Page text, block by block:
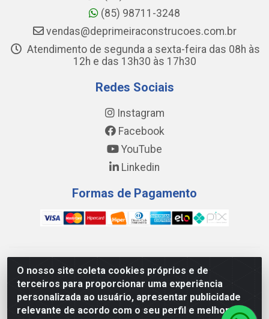
O nosso site coleta cookies próprios e de
terceiros para proporcionar uma experiência
personalizada ao usuário, apresentar publicidade
relevante de acordo com o seu perfil e melhorar a
(85) 98711-3248
vendas@deprimeiraconstrucoes.com.br
Atendimento de segunda a sexta-feira das 08h às
12h e das 13h30 às 17h30
Redes Sociais
Instagram
Facebook
YouTube
Linkedin
Formas de Pagamento
WING DISTRIBUIDORA COMÉRCIO E LOGÍSTICA DE MATERIAL
DE CONSTRUÇÕES LTDA - AV. DA INTEGRAÇÃO, 790 -
PATRÍCIA GOMES, CAUCAIA/CE - CEP 61.604-505 - CNPJ
17.523.384/0001-20